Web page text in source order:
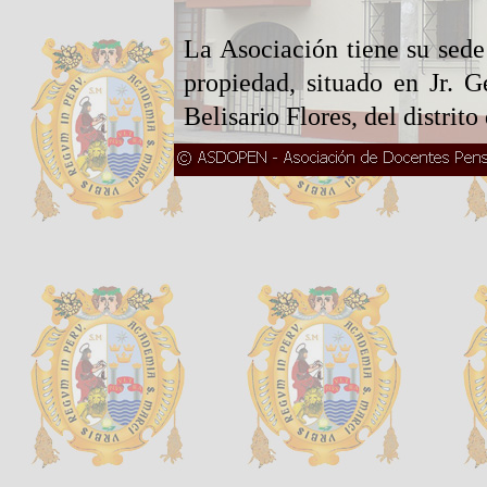
La Asociación tiene su
propiedad, situado en Jr.
Belisario Flores, del